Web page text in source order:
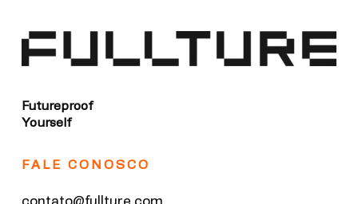
Futureproof
Yourself
FALE CONOSCO